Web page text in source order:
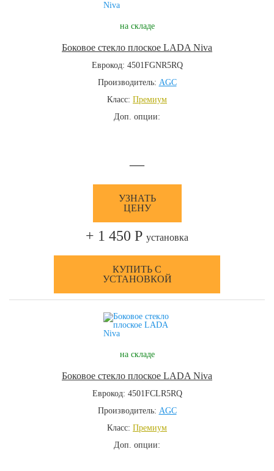
на складе
Боковое стекло плоское LADA Niva
Еврокод: 4501FGNR5RQ
Производитель: AGC
Класс: Премиум
Доп. опции:
—
УЗНАТЬ
ЦЕНУ
+ 1 450 Р установка
КУПИТЬ С
УСТАНОВКОЙ
на складе
Боковое стекло плоское LADA Niva
Еврокод: 4501FCLR5RQ
Производитель: AGC
Класс: Премиум
Доп. опции: